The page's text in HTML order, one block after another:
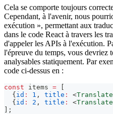
Cela se comporte toujours
Cependant, à l'avenir, nous
exécution », permettant aux
dans le code React à travers les
d'appeler les APIs à l'exécution.
l'épreuve du temps, vous devriez
analysables statiquement. Par
code ci-dessus en :
const items =
{ id : 1 , title : <Translate
{ id : 2 , title : <Translate
;